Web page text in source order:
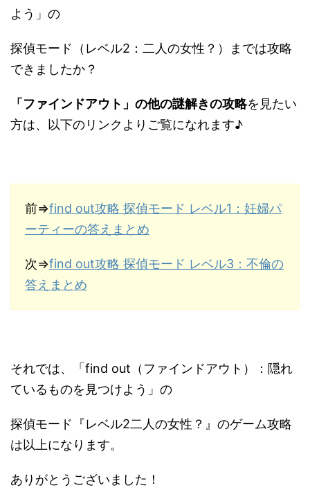
よう」の
探偵モード（レベル2：二人の女性？）までは攻略
できましたか？
「ファインドアウト」の他の謎解きの攻略を見たい
方は、以下のリンクよりご覧になれます♪
前⇒find out攻略 探偵モード レベル1：妊婦パ
ーティーの答えまとめ
次⇒find out攻略 探偵モード レベル3：不倫の
答えまとめ
それでは、「find out（ファインドアウト）：隠れ
ているものを見つけよう」の
探偵モード『レベル2二人の女性？』のゲーム攻略
は以上になります。
ありがとうございました！